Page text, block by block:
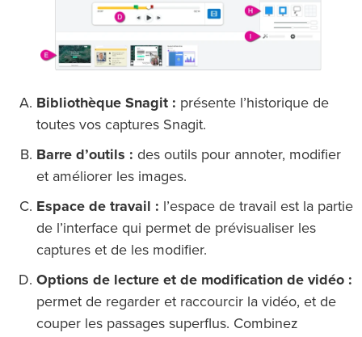
Bibliothèque Snagit : présente l’historique de
toutes vos captures Snagit.
Barre d’outils : des outils pour annoter, modifier
et améliorer les images.
Espace de travail : l’espace de travail est la partie
de l’interface qui permet de prévisualiser les
captures et de les modifier.
Options de lecture et de modification de vidéo :
permet de regarder et raccourcir la vidéo, et de
couper les passages superflus. Combinez